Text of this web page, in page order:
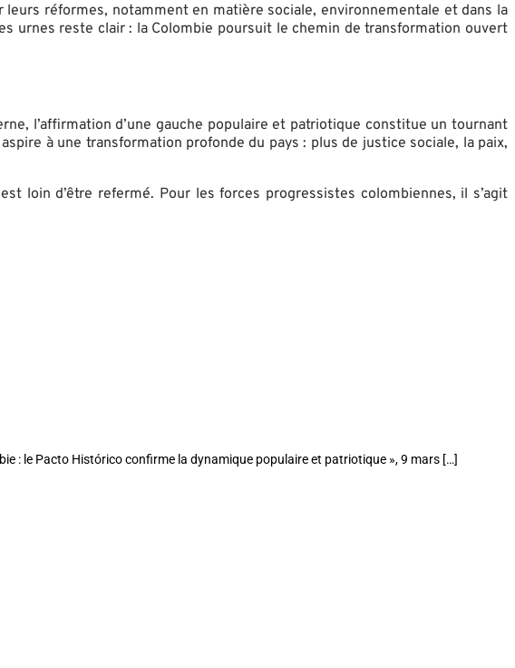
réformes, notamment en matière sociale, environnementale et dans la
urnes reste clair : la Colombie poursuit le chemin de transformation ouvert
l’affirmation d’une gauche populaire et patriotique constitue un tournant
à une transformation profonde du pays : plus de justice sociale, la paix,
loin d’être refermé. Pour les forces progressistes colombiennes, il s’agit
: le Pacto Histórico confirme la dynamique populaire et patriotique », 9 mars […]